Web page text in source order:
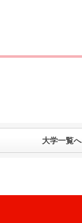
大学一覧へ